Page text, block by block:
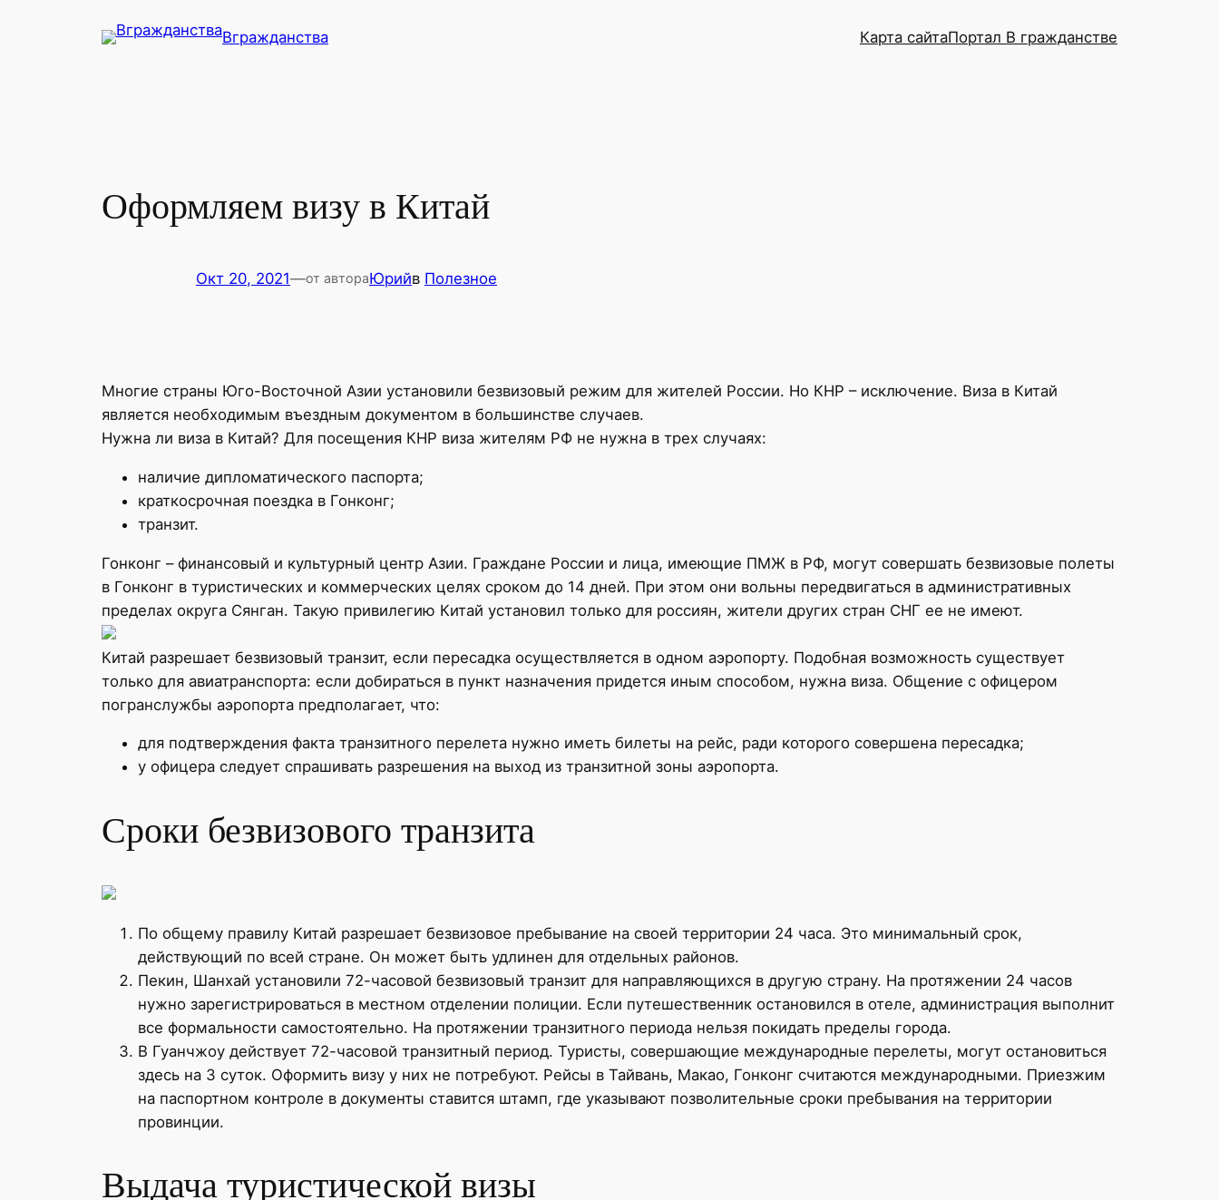
Вгражданства Карта сайтаПортал В гражданстве
Оформляем визу в Китай
Окт 20, 2021—от автораЮрийв Полезное
Многие страны Юго-Восточной Азии установили безвизовый режим для жителей России. Но КНР – исключение. Виза в Китай
является необходимым въездным документом в большинстве случаев.
Нужна ли виза в Китай? Для посещения КНР виза жителям РФ не нужна в трех случаях:
наличие дипломатического паспорта;
краткосрочная поездка в Гонконг;
транзит.
Гонконг – финансовый и культурный центр Азии. Граждане России и лица, имеющие ПМЖ в РФ, могут совершать безвизовые полеты
в Гонконг в туристических и коммерческих целях сроком до 14 дней. При этом они вольны передвигаться в административных
пределах округа Сянган. Такую привилегию Китай установил только для россиян, жители других стран СНГ ее не имеют.
Китай разрешает безвизовый транзит, если пересадка осуществляется в одном аэропорту. Подобная возможность существует
только для авиатранспорта: если добираться в пункт назначения придется иным способом, нужна виза. Общение с офицером
погранслужбы аэропорта предполагает, что:
для подтверждения факта транзитного перелета нужно иметь билеты на рейс, ради которого совершена пересадка;
у офицера следует спрашивать разрешения на выход из транзитной зоны аэропорта.
Сроки безвизового транзита
По общему правилу Китай разрешает безвизовое пребывание на своей территории 24 часа. Это минимальный срок,
действующий по всей стране. Он может быть удлинен для отдельных районов.
Пекин, Шанхай установили 72-часовой безвизовый транзит для направляющихся в другую страну. На протяжении 24 часов
нужно зарегистрироваться в местном отделении полиции. Если путешественник остановился в отеле, администрация выполнит
все формальности самостоятельно. На протяжении транзитного периода нельзя покидать пределы города.
В Гуанчжоу действует 72-часовой транзитный период. Туристы, совершающие международные перелеты, могут остановиться
здесь на 3 суток. Оформить визу у них не потребуют. Рейсы в Тайвань, Макао, Гонконг считаются международными. Приезжим
на паспортном контроле в документы ставится штамп, где указывают позволительные сроки пребывания на территории
провинции.
Выдача туристической визы